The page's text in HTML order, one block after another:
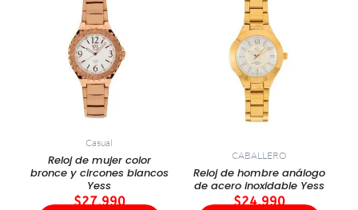
Casual
Reloj de mujer color
bronce y circones blancos
Yess
$27.990
CABALLERO
Reloj de hombre análogo
de acero inoxidable Yess
$24.990